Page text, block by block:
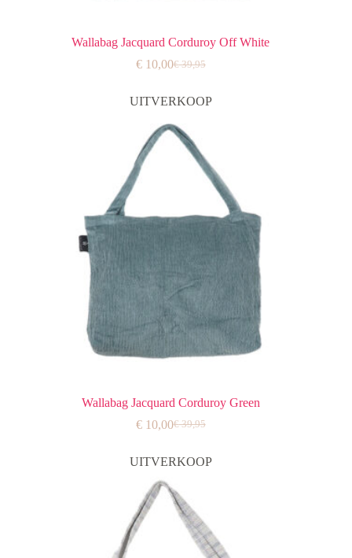
Wallabag Jacquard Corduroy Off White
€39,95
Oorspronkelijke
was:
€10,00Huidige
is:
UITVERKOOP
Wallabag Jacquard Corduroy Green
€39,95
Oorspronkelijke
was:
€10,00Huidige
is:
UITVERKOOP